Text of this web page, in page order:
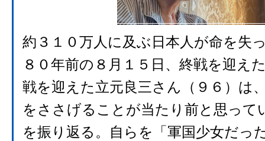
約３１０万人に及ぶ日本人が命を失
８０年前の８月１５日、終戦を迎え
戦を迎えた立元良三さん（９６）は
をささげることが当たり前と思って
を振り返る。自らを「軍国少女だっ